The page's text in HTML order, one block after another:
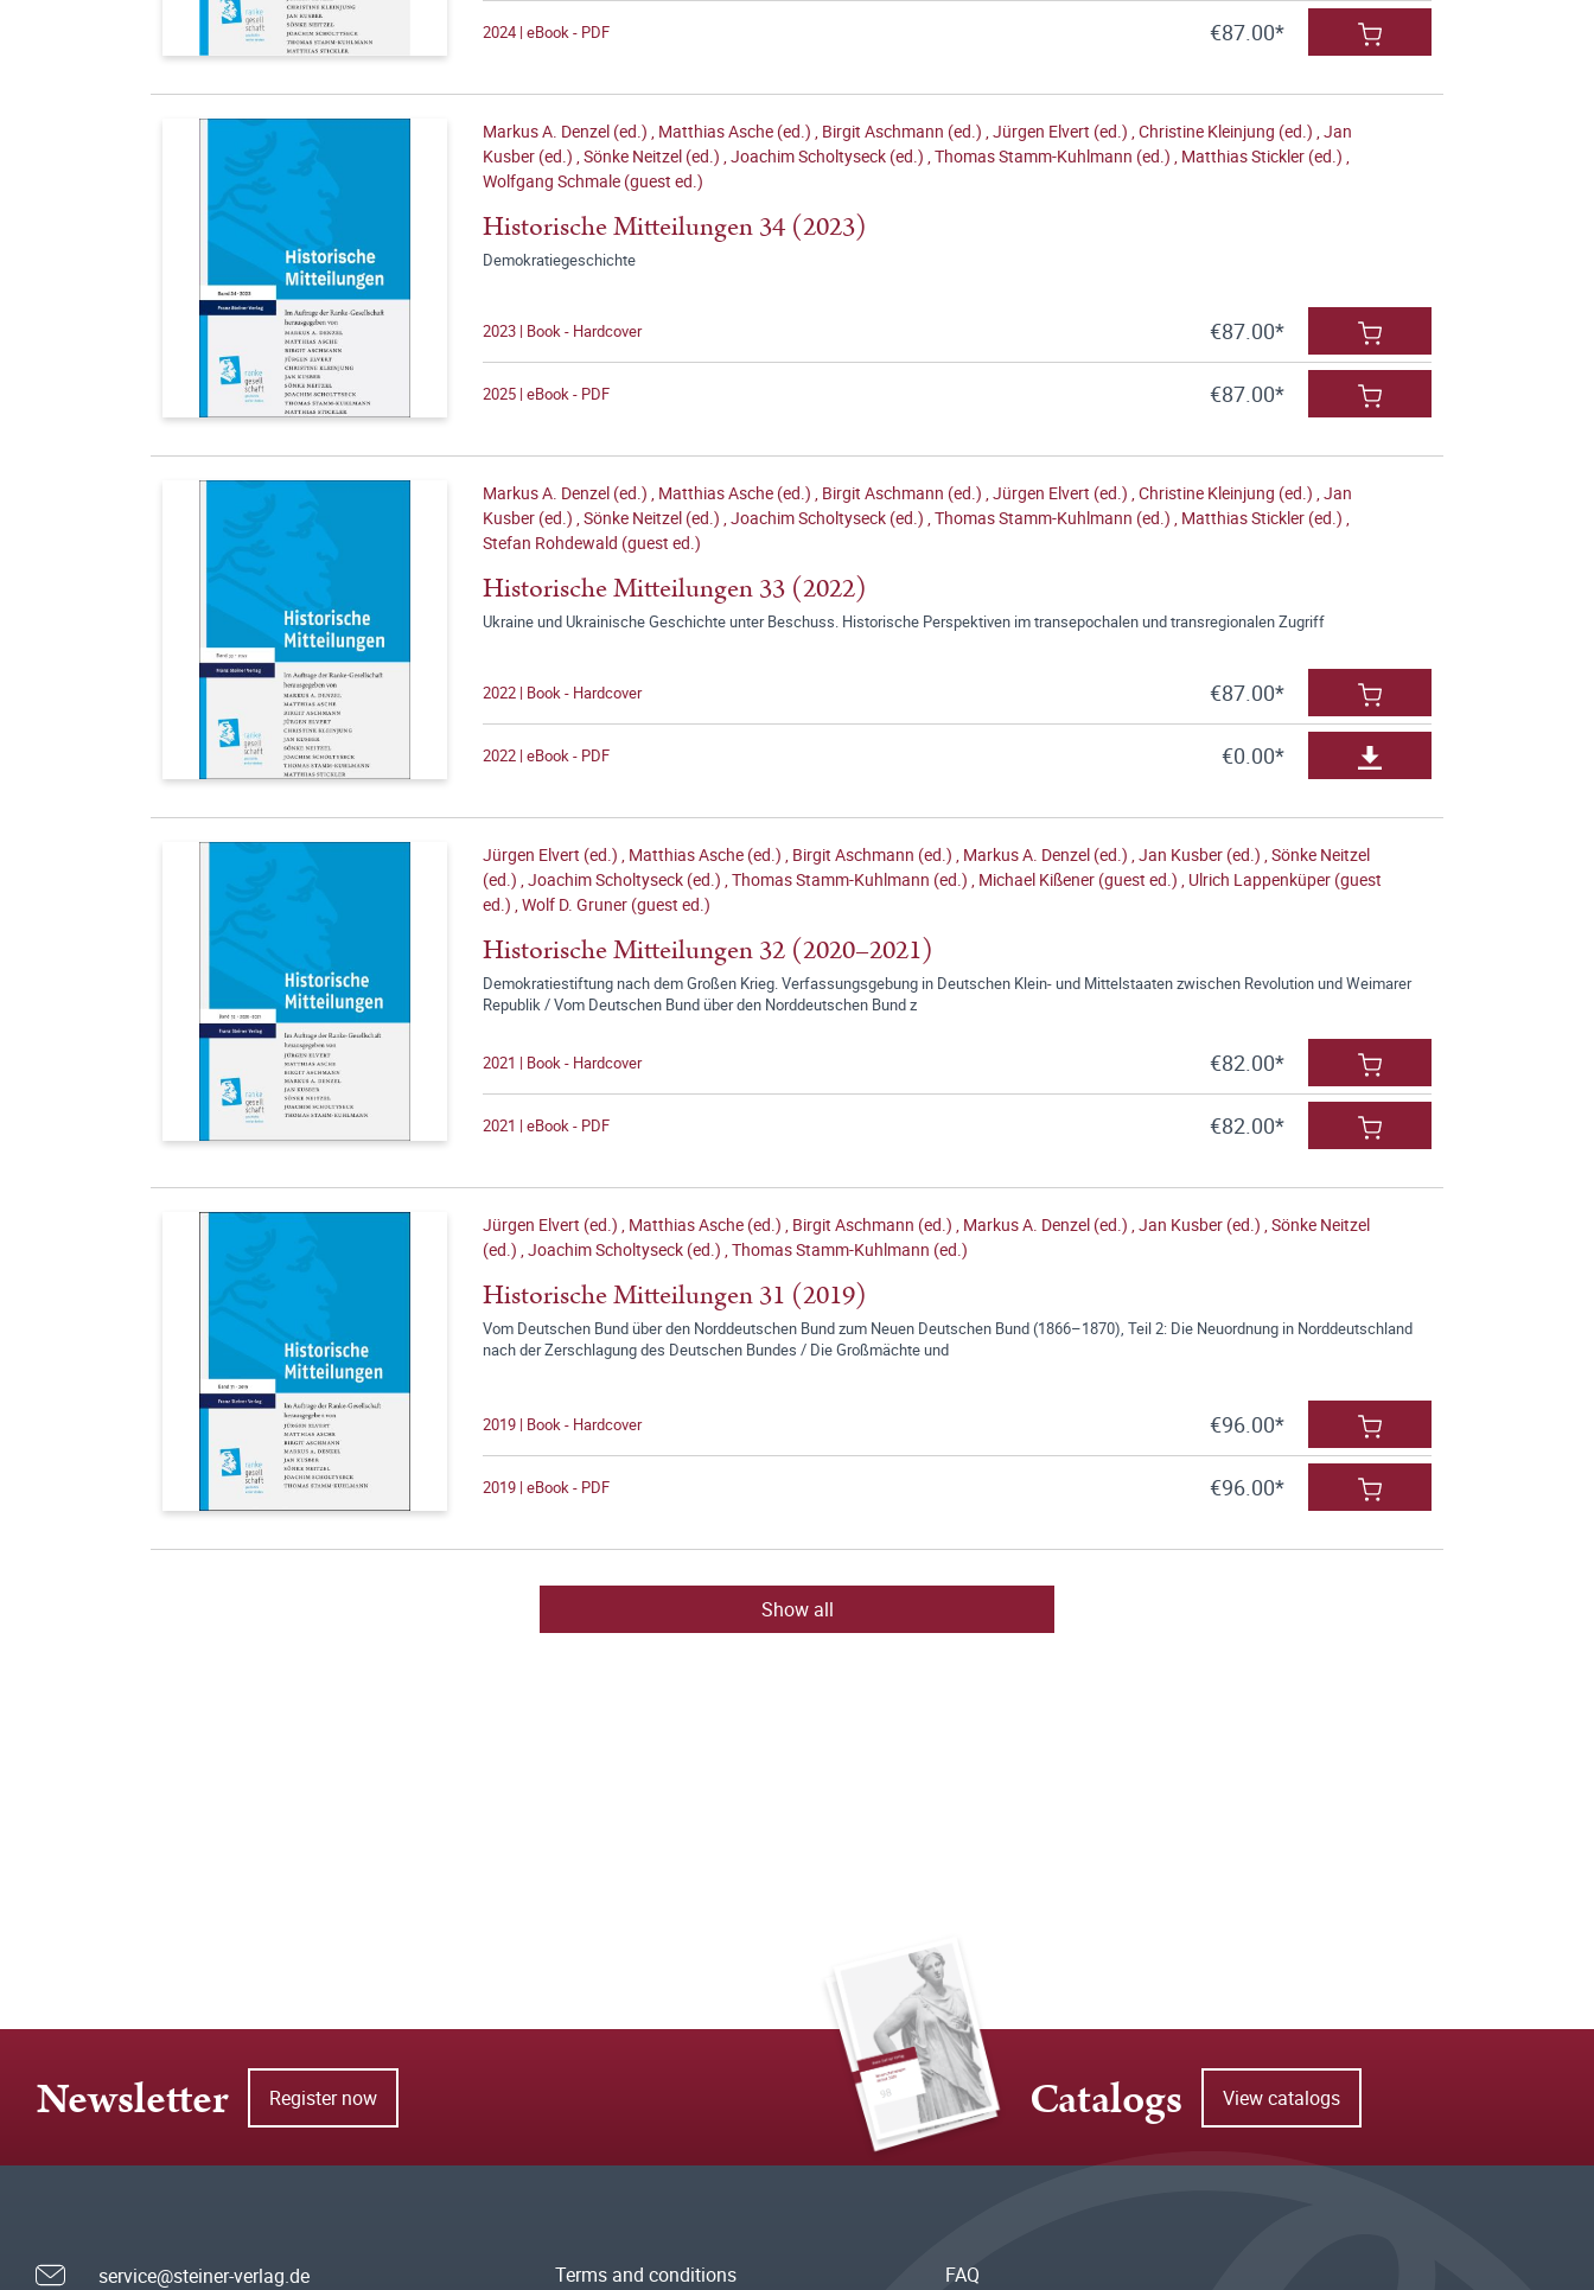
2024 | eBook - PDF €87.00*
Markus A. Denzel (ed.) , Matthias Asche (ed.) , Birgit Aschmann (ed.) ,Jürgen Elvert (ed.) ,Christine Kleinjung (ed.) ,Jan
Kusber (ed.) ,Sönke Neitzel (ed.) ,Joachim Scholtyseck (ed.) ,Thomas Stamm-Kuhlmann (ed.) , Matthias Stickler (ed.) ,
Wolfgang Schmale (guest ed.)
Historische Mitteilungen 34 (2023)
Demokratiegeschichte
2023 | Book - Hardcover €87.00*
2025 | eBook - PDF €87.00*
Markus A. Denzel (ed.) , Matthias Asche (ed.) , Birgit Aschmann (ed.) ,Jürgen Elvert (ed.) ,Christine Kleinjung (ed.) ,Jan
Kusber (ed.) ,Sönke Neitzel (ed.) ,Joachim Scholtyseck (ed.) ,Thomas Stamm-Kuhlmann (ed.) , Matthias Stickler (ed.) ,
Stefan Rohdewald (guest ed.)
Historische Mitteilungen 33 (2022)
Ukraine und Ukrainische Geschichte unter Beschuss. Historische Perspektiven im transepochalen und transregionalen Zugriff
2022 | Book - Hardcover €87.00*
2022 | eBook - PDF €0.00*
Jürgen Elvert (ed.) , Matthias Asche (ed.) , Birgit Aschmann (ed.) , Markus A. Denzel (ed.) ,Jan Kusber (ed.) ,Sönke Neitzel
(ed.) ,Joachim Scholtyseck (ed.) ,Thomas Stamm-Kuhlmann (ed.) , Michael Kißener (guest ed.) , Ulrich Lappenküper (guest
ed.) ,Wolf D. Gruner (guest ed.)
Historische Mitteilungen 32 (2020–2021)
Demokratiestiftung nach dem Großen Krieg. Verfassungsgebung in Deutschen Klein- und Mittelstaaten zwischen Revolution und Weimarer
Republik / Vom Deutschen Bund über den Norddeutschen Bund z
2021 | Book - Hardcover €82.00*
2021 | eBook - PDF €82.00*
Jürgen Elvert (ed.) , Matthias Asche (ed.) , Birgit Aschmann (ed.) , Markus A. Denzel (ed.) ,Jan Kusber (ed.) ,Sönke Neitzel
(ed.) ,Joachim Scholtyseck (ed.) ,Thomas Stamm-Kuhlmann (ed.)
Historische Mitteilungen 31 (2019)
Vom Deutschen Bund über den Norddeutschen Bund zum Neuen Deutschen Bund (1866–1870), Teil 2: Die Neuordnung in Norddeutschland
nach der Zerschlagung des Deutschen Bundes / Die Großmächte und
2019 | Book - Hardcover €96.00*
2019 | eBook - PDF €96.00*
Show all
Newsletter Register now Catalogs View catalogs
service@steiner-verlag.de Terms and conditions FAQ